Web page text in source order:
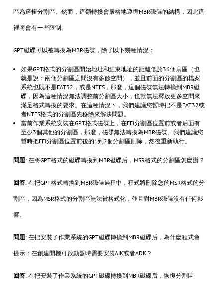
區為邏輯分割區。然而，這類轉換會嚴格地遵循MBR磁碟的結構，因此這
裡將會有一些限制。
GPT磁碟可以被轉換為MBR磁碟，除了以下幾種情況：
如果GPT格式的分割區開始地址和結束地址的距離低於36個扇區（也
就是說：兩個分割區之間沒有多餘空間），並且前面的分割區的檔案
系統也既不是FAT32，或是NTFS，那麼，這個磁碟無法轉換到MBR磁
碟，因為這種情況無法調整前分割區大小，也就無法釋放更多空間來
滿足格式轉換的要求。在這種情況下，我們建議您暫時把不是FAT32或
者NTFS格式的分割區先移除來解決問題。
當前作業系統安裝在GPT格式磁碟上，在EFI分割區位置前或者后面有
至少3個其他的分割區，那麼，磁碟無法轉換為MBR磁碟。我們建議您
暫時把EFI分割區位置前後的1到2個分割區刪除，然後重新執行。
問題: 在將GPT格式的磁碟轉換到MBR磁碟后，MSR格式的分割區怎麼辦？
回答: 在把GPT格式轉換到MBR磁碟過程中，程式將刪除您的MSR格式的分
割區，因為MSR格式的分割區無法被格式化，並且對MBR磁碟沒有任何影
響。
問題: 在把安裝了作業系統的GPT磁碟轉換到MBR磁碟后，為什麼程式會
提示：在創建開機可啟動盤時需要安裝AIK或者ADK？
回答: 在把安裝了作業系統的GPT磁碟轉換到MBR磁碟后，恢復分割區